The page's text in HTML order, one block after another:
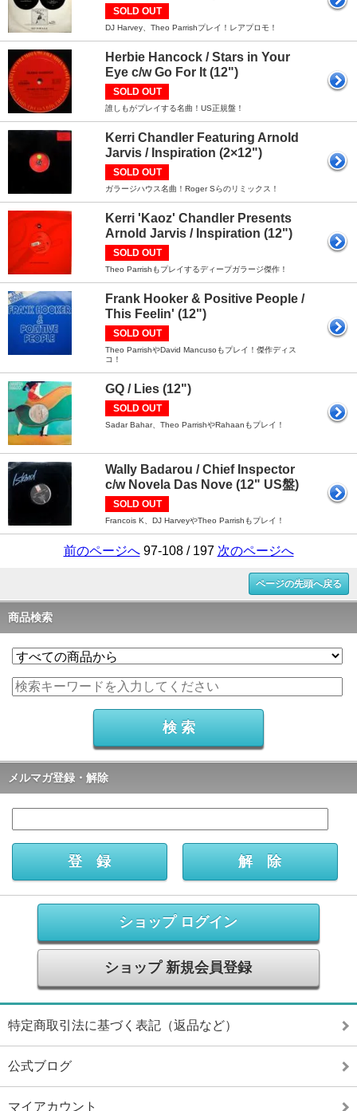
SOLD OUT
DJ Harvey、Theo Parrishプレイ！レアプロモ！
Herbie Hancock / Stars in Your
Eye c/w Go For It (12")
SOLD OUT
誰しもがプレイする名曲！US正規盤！
Kerri Chandler Featuring Arnold
Jarvis / Inspiration (2×12")
SOLD OUT
ガラージハウス名曲！Roger Sらのリミックス！
Kerri 'Kaoz' Chandler Presents
Arnold Jarvis / Inspiration (12")
SOLD OUT
Theo Parrishもプレイするディープガラージ傑作！
Frank Hooker & Positive People /
This Feelin' (12")
SOLD OUT
Theo ParrishやDavid Mancusoもプレイ！傑作ディス
コ！
GQ / Lies (12")
SOLD OUT
Sadar Bahar、Theo ParrishやRahaanもプレイ！
Wally Badarou / Chief Inspector
c/w Novela Das Nove (12" US盤)
SOLD OUT
Francois K、DJ HarveyやTheo Parrishもプレイ！
前のページへ97-108 / 197 次のページへ
ページの先頭へ戻る
商品検索
メルマガ登録・解除
ショップ ログイン
ショップ 新規会員登録
特定商取引法に基づく表記（返品など）
公式ブログ
マイアカウント